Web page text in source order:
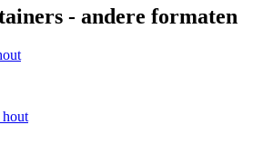
- andere formaten
hout